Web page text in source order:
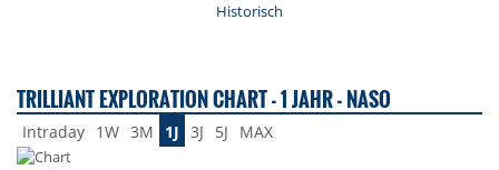
Historisch
TRILLIANT EXPLORATION CHART - 1 JAHR - NASO
Intraday 1W 3M 1J 3J 5J MAX